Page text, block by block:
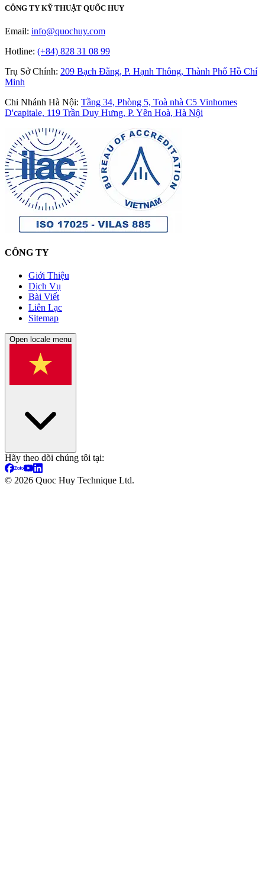
CÔNG TY KỸ THUẬT QUỐC HUY
Email: info@quochuy.com
Hotline: (+84) 828 31 08 99
Trụ Sở Chính: 209 Bạch Đằng, P. Hạnh Thông, Thành Phố Hồ Chí
Minh
Chi Nhánh Hà Nội: Tầng 34, Phòng 5, Toà nhà C5 Vinhomes
D'capitale, 119 Trần Duy Hưng, P. Yên Hoà, Hà Nội
CÔNG TY
Giới Thiệu
Dịch Vụ
Bài Viết
Liên Lạc
Sitemap
Open locale menu
Hãy theo dõi chúng tôi tại:
© 2026 Quoc Huy Technique Ltd.